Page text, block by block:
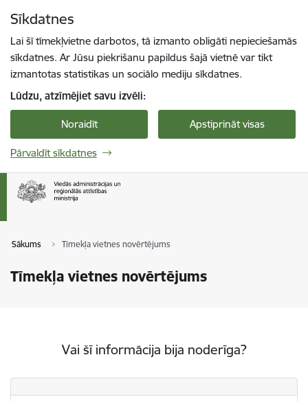
Sīkdatnes
Lai šī tīmekļvietne darbotos, tā izmanto obligāti nepieciešamās
sīkdatnes. Ar Jūsu piekrišanu papildus šajā vietnē var tikt
izmantotas statistikas un sociālo mediju sīkdatnes.
Lūdzu, atzīmējiet savu izvēli:
Noraidīt Apstiprināt visas
Pārvaldīt sīkdatnes
Sākums Tīmekļa vietnes novērtējums
Tīmekļa vietnes novērtējums
Vai šī informācija bija noderīga?
Vai šī informācija bija noderīga?